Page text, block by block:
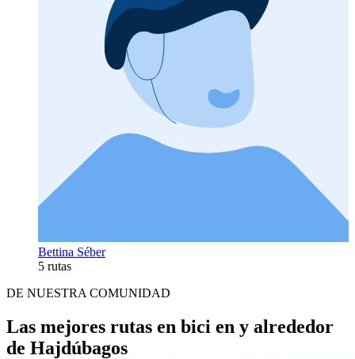
Bettina Séber
5 rutas
DE NUESTRA COMUNIDAD
Las mejores rutas en bici en y alrededor
de Hajdúbagos